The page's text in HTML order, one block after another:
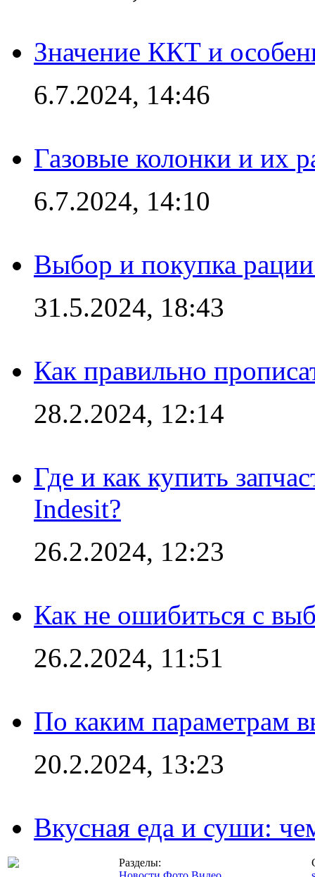
Значение ККТ и
6.7.2024, 14:46
Газовые колонки и их
6.7.2024, 14:10
Выбор и покупка
31.5.2024, 18:43
Как правильно
28.2.2024, 12:14
Где и как купить
Indesit?
26.2.2024, 12:23
Как не ошибиться с
26.2.2024, 11:51
По каким параметрам
20.2.2024, 13:23
Вкусная еда и суши:
Разделы: